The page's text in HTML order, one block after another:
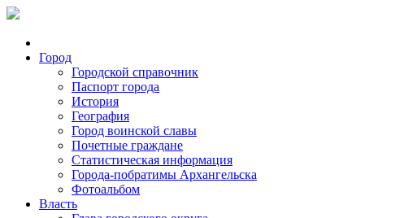
Город
Городской справочник
Паспорт города
История
География
Город воинской славы
Почетные граждане
Статистическая информация
Города-побратимы Архангельска
Фотоальбом
Власть